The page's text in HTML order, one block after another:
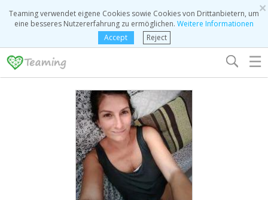
×
Teaming verwendet eigene Cookies sowie Cookies von Drittanbietern, um
eine besseres Nutzererfahrung zu ermöglichen. Weitere Informationen
Accept
Reject
☰